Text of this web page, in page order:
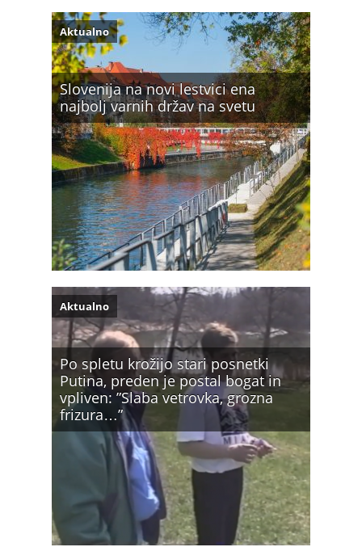
Slovenija na novi lestvici ena
najbolj varnih držav na svetu
Aktualno
Po spletu krožijo stari posnetki
Putina, preden je postal bogat in
vpliven: ”Slaba vetrovka, grozna
frizura…”
Aktualno